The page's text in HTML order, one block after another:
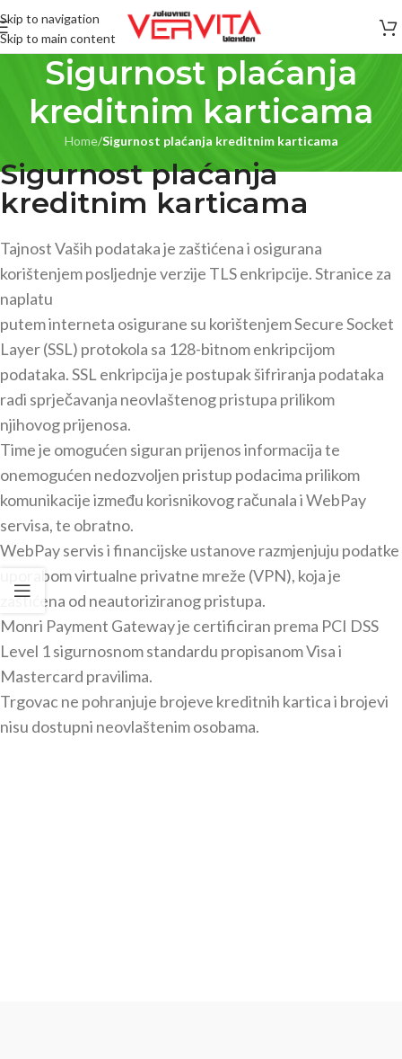
Skip to navigation
Skip to main content
Sigurnost plaćanja
kreditnim karticama
Home/Sigurnost plaćanja kreditnim karticama
Sigurnost plaćanja
kreditnim karticama
Tajnost Vaših podataka je zaštićena i osigurana
korištenjem posljednje verzije TLS enkripcije. Stranice za
naplatu
putem interneta osigurane su korištenjem Secure Socket
Layer (SSL) protokola sa 128-bitnom enkripcijom
podataka. SSL enkripcija je postupak šifriranja podataka
radi sprječavanja neovlaštenog pristupa prilikom
njihovog prijenosa.
Time je omogućen siguran prijenos informacija te
onemogućen nedozvoljen pristup podacima prilikom
komunikacije između korisnikovog računala i WebPay
servisa, te obratno.
WebPay servis i financijske ustanove razmjenjuju podatke
uporabom virtualne privatne mreže (VPN), koja je
zaštićena od neautoriziranog pristupa.
Monri Payment Gateway je certificiran prema PCI DSS
Level 1 sigurnosnom standardu propisanom Visa i
Mastercard pravilima.
Trgovac ne pohranjuje brojeve kreditnih kartica i brojevi
nisu dostupni neovlaštenim osobama.